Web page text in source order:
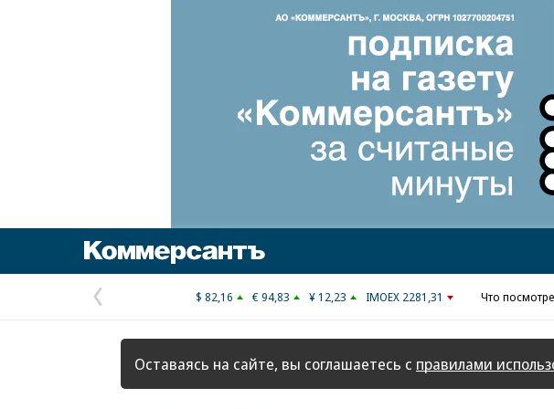
Предыдущая
страница
$ 82,16 € 94,83 ¥ 12,23 IMOEX 2281,31 Что
Оставаясь на сайте, вы соглашаетесь с правилами